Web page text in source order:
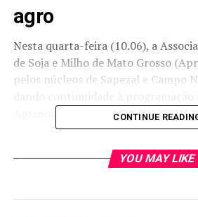
agro
Nesta quarta-feira (10.06), a
de Soja e Milho de Mato Grosso
pelos núcleos de Sapezal e Campo
das ações realizadas nos últimos
CONTINUE
YOU MAY LIKE